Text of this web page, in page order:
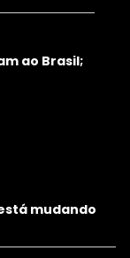
ao Brasil;
mudando